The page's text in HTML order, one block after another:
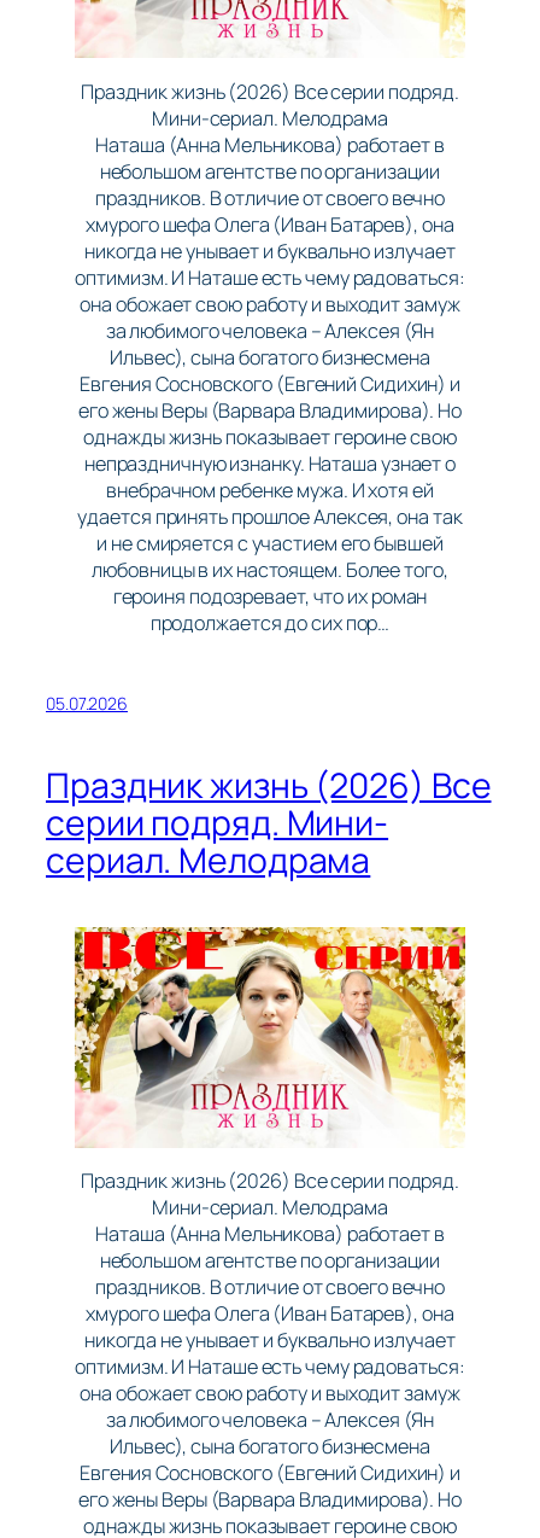
Праздник жизнь (2026) Все серии подряд.
Мини-сериал. Мелодрама
Наташа (Анна Мельникова) работает в
небольшом агентстве по организации
праздников. В отличие от своего вечно
хмурого шефа Олега (Иван Батарев), она
никогда не унывает и буквально излучает
оптимизм. И Наташе есть чему радоваться:
она обожает свою работу и выходит замуж
за любимого человека – Алексея (Ян
Ильвес), сына богатого бизнесмена
Евгения Сосновского (Евгений Сидихин) и
его жены Веры (Варвара Владимирова). Но
однажды жизнь показывает героине свою
непраздничную изнанку. Наташа узнает о
внебрачном ребенке мужа. И хотя ей
удается принять прошлое Алексея, она так
и не смиряется с участием его бывшей
любовницы в их настоящем. Более того,
героиня подозревает, что их роман
продолжается до сих пор…
05.07.2026
Праздник жизнь (2026) Все
серии подряд. Мини-
сериал. Мелодрама
Праздник жизнь (2026) Все серии подряд.
Мини-сериал. Мелодрама
Наташа (Анна Мельникова) работает в
небольшом агентстве по организации
праздников. В отличие от своего вечно
хмурого шефа Олега (Иван Батарев), она
никогда не унывает и буквально излучает
оптимизм. И Наташе есть чему радоваться:
она обожает свою работу и выходит замуж
за любимого человека – Алексея (Ян
Ильвес), сына богатого бизнесмена
Евгения Сосновского (Евгений Сидихин) и
его жены Веры (Варвара Владимирова). Но
однажды жизнь показывает героине свою